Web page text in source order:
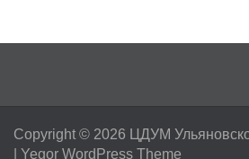
Copyright © 2026 ЦДУМ
Yegor WordPress Theme